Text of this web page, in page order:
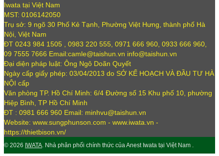
Iwata tại Việt Nam
MST: 0106142050
Trụ sở: 9 ngõ 30 Phố Kẻ Tạnh, Phường Việt Hưng, thành phố Hà
Nội, Việt Nam
ĐT 0243 984 1505 , 0983 220 555, 0971 666 960, 0933 666 960,
09 7555 7666 Email:camle@taishun.vn info@taishun.vn
Đại diện pháp luật: Ông Ngô Doãn Quyết
Ngày cấp giấy phép: 03/04/2013 do SỞ KẾ HOẠCH VÀ ĐẦU TƯ HÀ
NỘI cấp
Văn phòng TP. Hồ Chí Minh: 6/4 Đường số 15 Khu phố 10, phường
Hiệp Bình, TP Hồ Chí Minh
ĐT : 0981 666 960 Email: minhvu@taishun.vn
Website: www.sungphunson.com - www.iwata.vn -
https://thietbison.vn/
© 2026 IWATA. Nhà phân phối chính thức của Anest Iwata tại Việt Nam .